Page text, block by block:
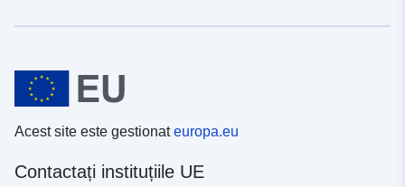
Acest site este gestionateuropa.eu
Contactați instituțiile UE